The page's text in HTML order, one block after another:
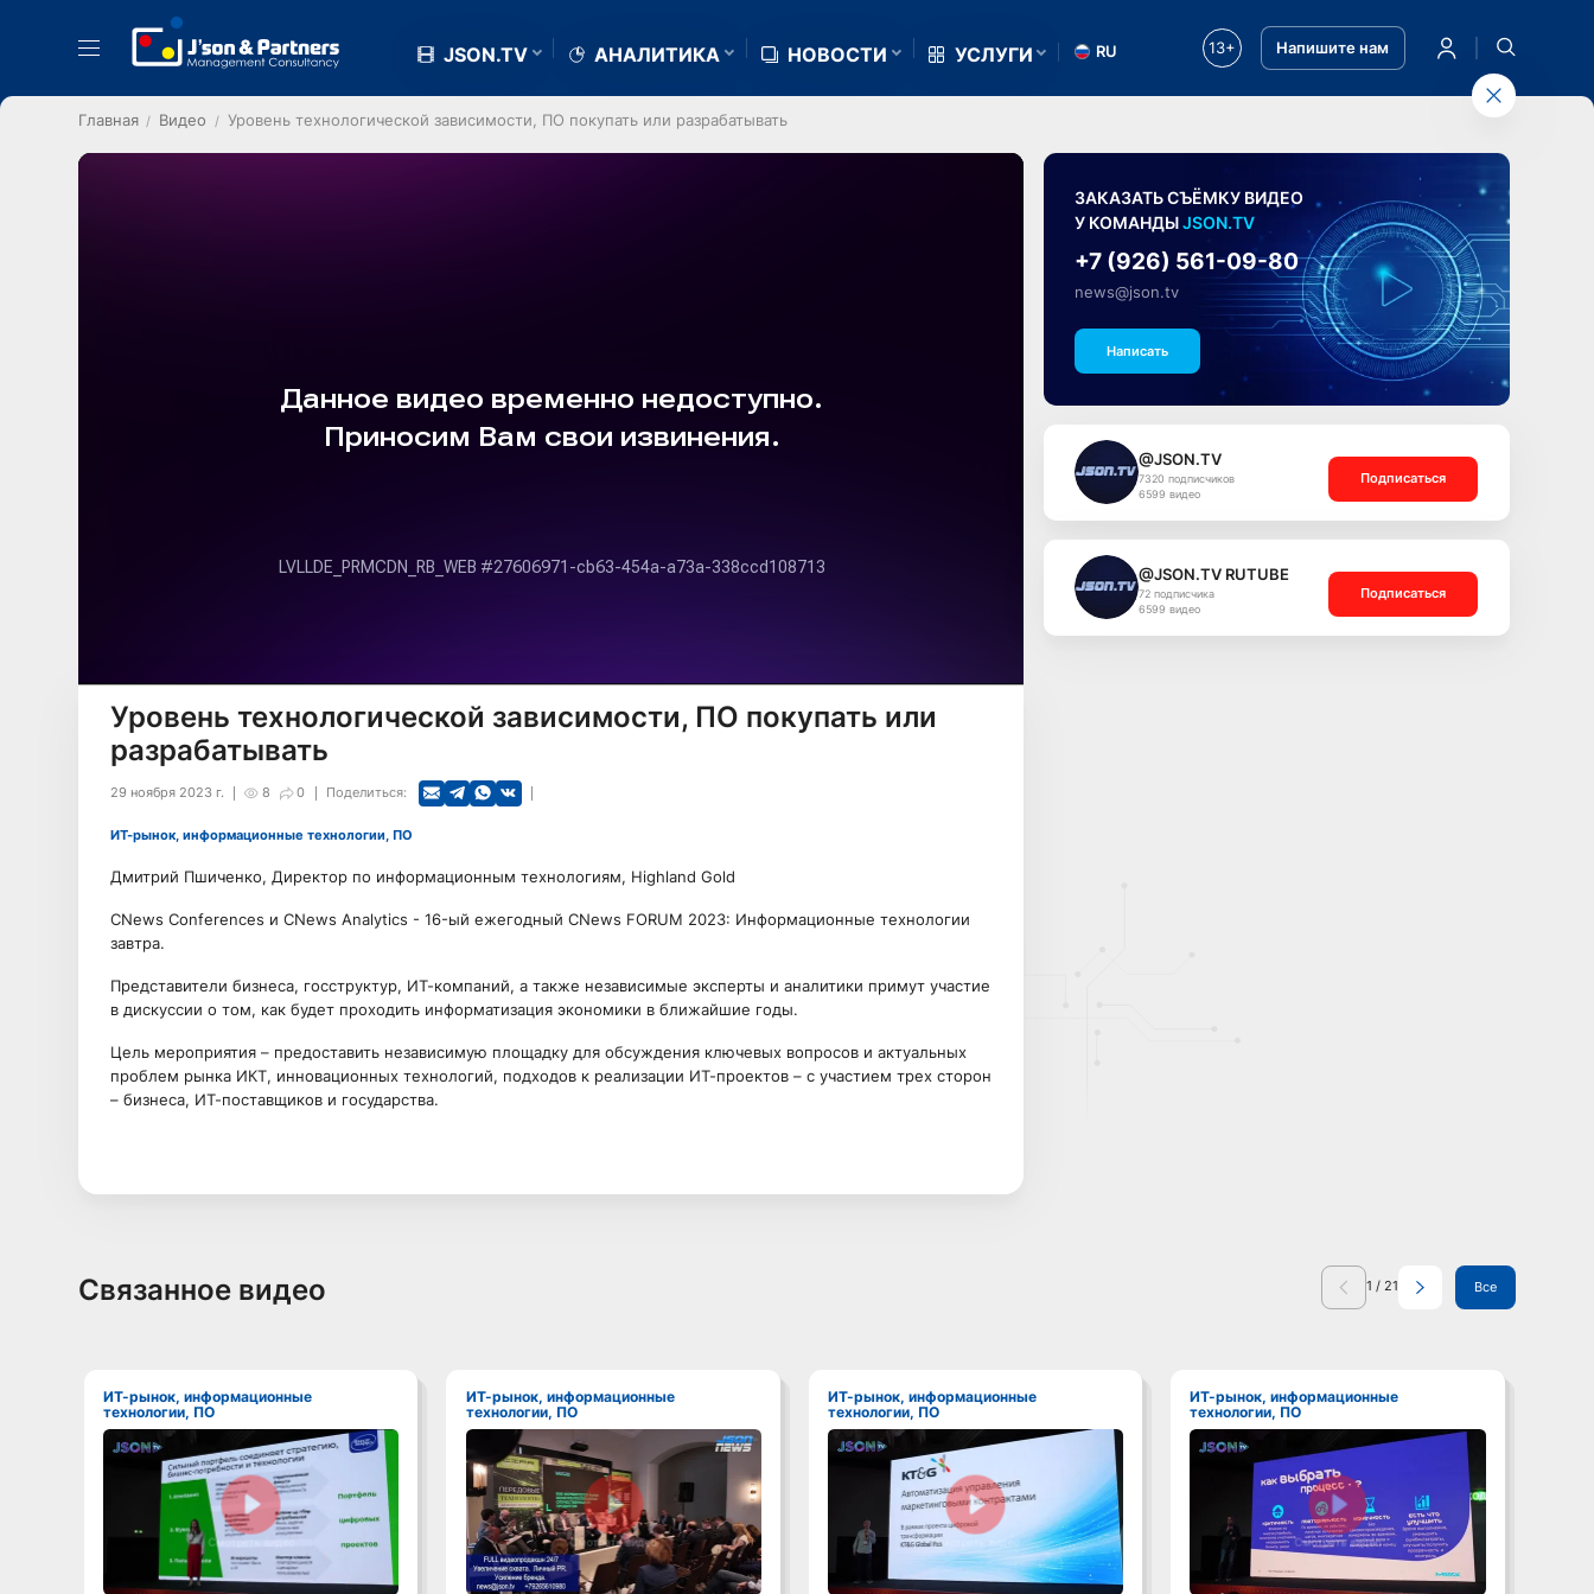
JSON.TV АНАЛИТИКА НОВОСТИ УСЛУГИ RU 13+ Напишите нам
Главная Видео Уровень технологической зависимости, ПО покупать или разрабатывать
Уровень технологической зависимости, ПО покупать или
разрабатывать
8 0
29 ноября 2023 г. Поделиться:
ИТ-рынок, информационные технологии, ПО
Дмитрий Пшиченко, Директор по информационным технологиям, Highland Gold
CNews Conferences и CNews Analytics - 16-ый ежегодный CNews FORUM 2023: Информационные технологии
завтра.
Предcтавители бизнеса, госструктур, ИТ-компаний, а также независимые эксперты и аналитики примут участие
в дискуссии о том, как будет проходить информатизация экономики в ближайшие годы.
Цель мероприятия – предоставить независимую площадку для обсуждения ключевых вопросов и актуальных
проблем рынка ИКТ, инновационных технологий, подходов к реализации ИТ-проектов – с участием трех сторон
– бизнеса, ИТ-поставщиков и государства.
ЗАКАЗАТЬ СЪЁМКУ ВИДЕО
У КОМАНДЫJSON.TV
+7 (926) 561-09-80
news@json.tv
Написать
@JSON.TV
7320 подписчиков
6599 видео
Подписаться
@JSON.TV RUTUBE
72 подписчика
6599 видео
Подписаться
Связанное видео 1 / 21 Все
ИТ-рынок, информационные
технологии, ПО
Смотреть видео
ИТ-рынок, информационные
технологии, ПО
Смотреть видео
ИТ-рынок, информационные
технологии, ПО
Смотреть видео
ИТ-рынок, информационные
технологии, ПО
Смотреть видео